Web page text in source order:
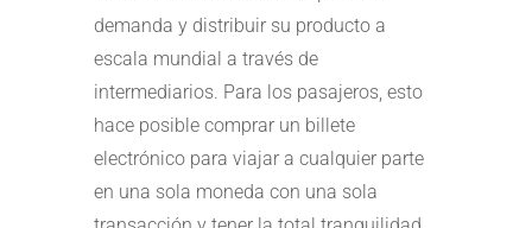
demanda y distribuir su producto a
escala mundial a través de
intermediarios. Para los pasajeros, esto
hace posible comprar un billete
electrónico para viajar a cualquier parte
en una sola moneda con una sola